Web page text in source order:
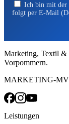
Ich bin mit der
folgt per E-Mail
Marketing, Textil &
Vorpommern.
MARKETING-MV
Leistungen